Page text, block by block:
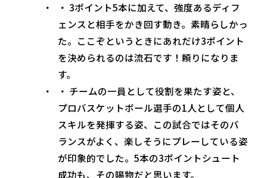
・ 3ポイント5本に加えて、強度あるディフ
ェンスと相手をかき回す動き。素晴らしかっ
た。ここぞというときにあれだけ3ポイント
を決められるのは流石です！頼りになりま
す。
・ チームの一員として役割を果たす姿と、
プロバスケットボール選手の1人として個人
スキルを発揮する姿、この試合ではそのバ
ランスがよく、楽しそうにプレーしている姿
が印象的でした。5本の3ポイントシュート
成功も、その賜物だと思います。